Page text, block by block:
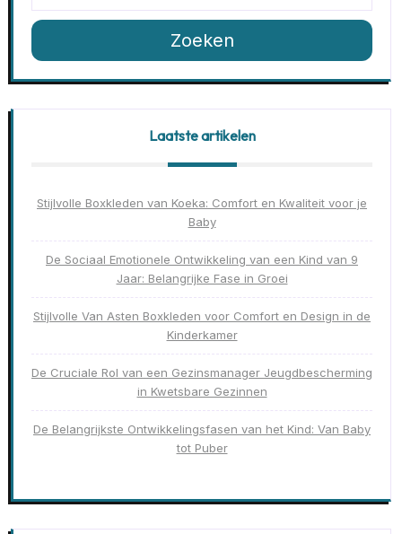
Zoeken
Laatste artikelen
Stijlvolle Boxkleden van Koeka: Comfort en Kwaliteit voor je
Baby
De Sociaal Emotionele Ontwikkeling van een Kind van 9
Jaar: Belangrijke Fase in Groei
Stijlvolle Van Asten Boxkleden voor Comfort en Design in de
Kinderkamer
De Cruciale Rol van een Gezinsmanager Jeugdbescherming
in Kwetsbare Gezinnen
De Belangrijkste Ontwikkelingsfasen van het Kind: Van Baby
tot Puber